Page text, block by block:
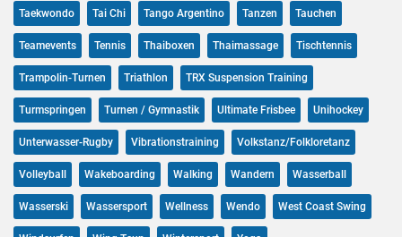
Taekwondo Tai Chi Tango Argentino Tanzen Tauchen
Teamevents Tennis Thaiboxen Thaimassage Tischtennis
Trampolin-Turnen Triathlon TRX Suspension Training
Turmspringen Turnen / Gymnastik Ultimate Frisbee Unihockey
Unterwasser-Rugby Vibrationstraining Volkstanz/Folkloretanz
Volleyball Wakeboarding Walking Wandern Wasserball
Wasserski Wassersport Wellness Wendo West Coast Swing